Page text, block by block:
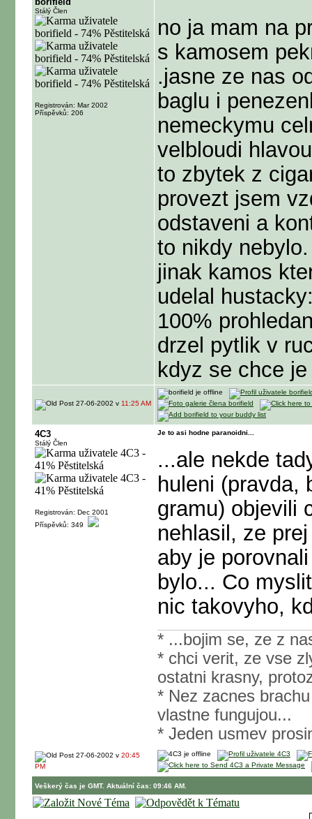
Stálý Člen
Registrován: Mar 2002
Příspěvků: 206
no ja mam na
s kamosem
.jasne ze nas
baglu i
nemeckymu
velbloudi
to zbytek z
provezt jsem
odstaveni a
to nikdy nebylo.
jinak kamos
udelal
100%
drzel pytlik v
kdyz se chce
27-06-2002 v 11:25 AM
4C3
Stálý Člen
Registrován: Dec 2001
Příspěvků: 349
Je to asi hodne paranoidni...
...ale nekde
huleni (pravda,
gramu) objevili
nehlasil, ze
aby je
bylo... Co
nic takovyho,
* ...bojim se, ze z
* chci verit, ze vse
ostatni krasny,
* Nez zacnes
vlastne fungujou...
* Jeden usmev
27-06-2002 v 20:45
PM
Veškerý čas je GMT. Aktuální čas: 09:46 AM.